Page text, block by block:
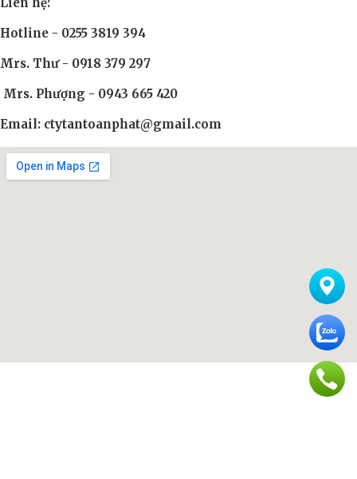
Liên hệ:
Hotline - 0255 3819 394
Mrs. Thư - 0918 379 297
Mrs. Phượng - 0943 665 420
Email: ctytantoanphat@gmail.com